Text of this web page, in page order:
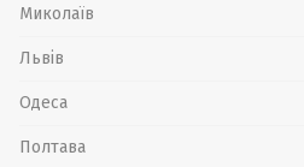
Миколаїв
Львів
Одеса
Полтава